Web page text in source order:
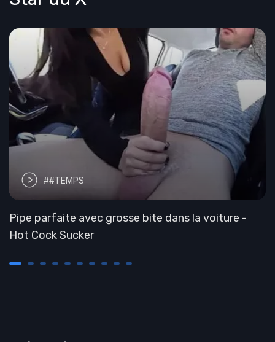
##TEMPS
Pipe parfaite avec grosse bite dans la voiture -
Hot Cock Sucker